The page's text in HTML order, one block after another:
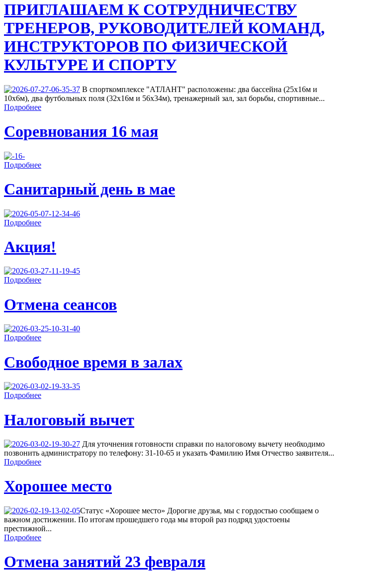
ПРИГЛАШАЕМ К СОТРУДНИЧЕСТВУ
ТРЕНЕРОВ, РУКОВОДИТЕЛЕЙ КОМАНД,
ИНСТРУКТОРОВ ПО ФИЗИЧЕСКОЙ
КУЛЬТУРЕ И СПОРТУ
В спорткомплексе "АТЛАНТ" расположены: два бассейна (25х16м и
10х6м), два футбольных поля (32х16м и 56х34м), тренажерный зал, зал борьбы, спортивные...
Подробнее
Соревнования 16 мая
Подробнее
Санитарный день в мае
Подробнее
Акция!
Подробнее
Отмена сеансов
Подробнее
Свободное время в залах
Подробнее
Налоговый вычет
Для уточнения готовности справки по налоговому вычету необходимо
позвонить администратору по телефону: 31-10-65 и указать Фамилию Имя Отчество заявителя...
Подробнее
Хорошее место
Cтатус «Хорошее место» Дорогие друзья, мы с гордостью сообщаем о
важном достижении. По итогам прошедшего года мы второй раз подряд удостоены
престижной...
Подробнее
Отмена занятий 23 февраля